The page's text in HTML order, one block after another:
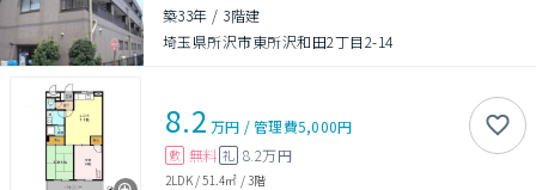
築33年 / 3階建
埼玉県所沢市東所沢和田2丁目2-14
8.2 万円 /管理費5,000円
敷 無料 礼 8.2万円
2LDK/51.4㎡ /3階